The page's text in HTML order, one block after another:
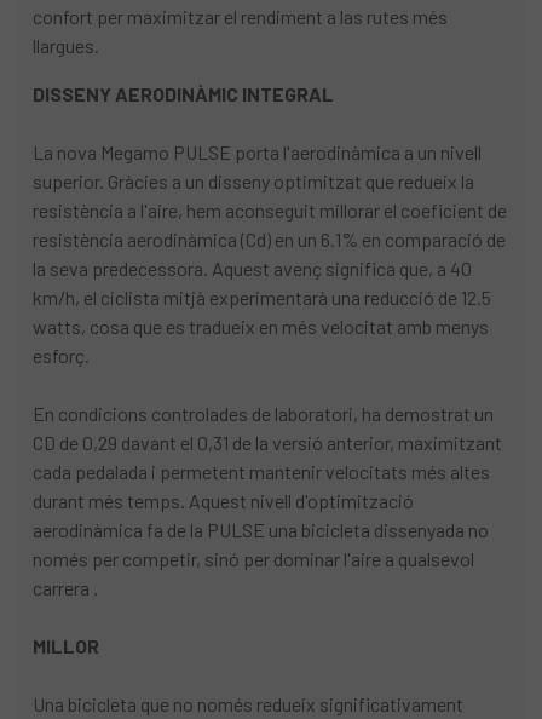
confort per maximitzar el rendiment a las rutes més
llargues.
DISSENY AERODINÀMIC INTEGRAL
La nova Megamo PULSE porta l'aerodinàmica a un nivell
superior. Gràcies a un disseny optimitzat que redueix la
resistència a l'aire, hem aconseguit millorar el coeficient de
resistència aerodinàmica (Cd) en un 6.1% en comparació de
la seva predecessora. Aquest avenç significa que, a 40
km/h, el ciclista mitjà experimentarà una reducció de 12.5
watts, cosa que es tradueix en més velocitat amb menys
esforç.
En condicions controlades de laboratori, ha demostrat un
CD de 0,29 davant el 0,31 de la versió anterior, maximitzant
cada pedalada i permetent mantenir velocitats més altes
durant més temps. Aquest nivell d'optimització
aerodinàmica fa de la PULSE una bicicleta dissenyada no
només per competir, sinó per dominar l'aire a qualsevol
carrera .
MILLOR
Una bicicleta que no només redueix significativament